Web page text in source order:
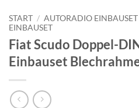
START / AUTORADIO EINBAUSET
EINBAUSET
Fiat Scudo Doppel-
Einbauset